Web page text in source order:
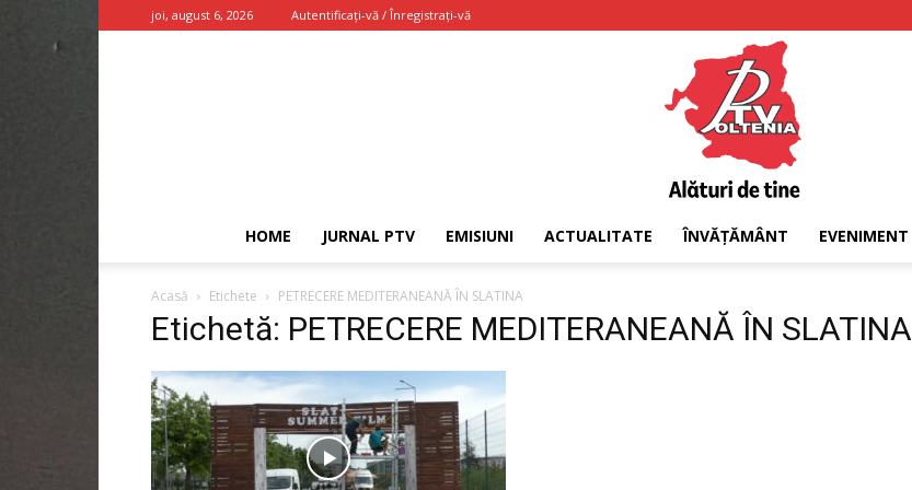
joi, august 6, 2026 Autentificați-vă / Înregistrați-vă
HOME JURNAL PTV EMISIUNI ACTUALITATE ÎNVĂȚĂMÂNT EVENIMENT
Acasă Etichete PETRECERE MEDITERANEANĂ ÎN SLATINA
Etichetă: PETRECERE MEDITERANEANĂ ÎN SLATINA